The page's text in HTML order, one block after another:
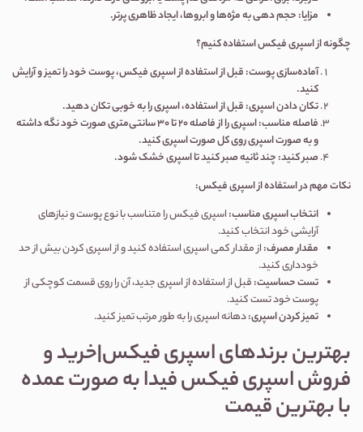
مزایا:حجم دهی به مژه‌ها و ابروها، ایجاد ظاهری پرتر.
چگونه از اسپری فیکس استفاده کنیم؟
آماده‌سازی پوست:قبل از استفاده از اسپری فیکس، پوست خود را تمیز و آرایش
کنید.
تکان دادن اسپری:قبل از استفاده، اسپری را به خوبی تکان دهید.
فاصله مناسب:
اسپری را از فاصله 20 تا 30 سانتی‌متری صورت خود نگه داشته
و به صورت اسپری روی کل صورت اسپری کنید.
صبر کنید:چند ثانیه صبر کنید تا اسپری خشک شود.
نکات مهم در استفاده از اسپری فیکس:
انتخاب اسپری مناسب:اسپری فیکس را متناسب با نوع پوست و نیازهای
آرایشی خود انتخاب کنید.
مقدار مصرف:از مقدار کمی اسپری استفاده کنید و از اسپری کردن بیش از حد
خودداری کنید.
تست حساسیت:قبل از استفاده از اسپری جدید، آن را روی قسمت کوچکی از
پوست خود تست کنید.
تمیز کردن اسپری:دهانه اسپری را به طور مرتب تمیز کنید.
بهترین برندهای اسپری فیکس|خرید و
فروش اسپری فیکس فیدا به صورت عمده
با بهترین قیمت